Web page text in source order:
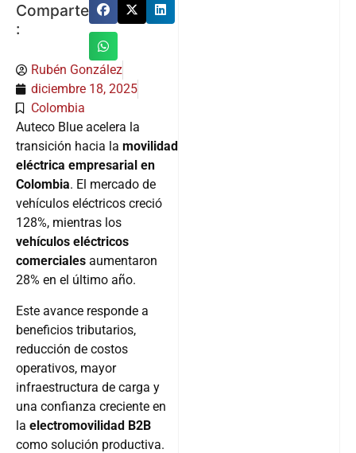
Comparte
:
Rubén González
diciembre 18, 2025
Colombia
Auteco Blue acelera la
transición hacia la movilidad
eléctrica empresarial en
Colombia. El mercado de
vehículos eléctricos creció
128%, mientras los
vehículos eléctricos
comerciales aumentaron
28% en el último año.
Este avance responde a
beneficios tributarios,
reducción de costos
operativos, mayor
infraestructura de carga y
una confianza creciente en
la electromovilidad B2B
como solución productiva.